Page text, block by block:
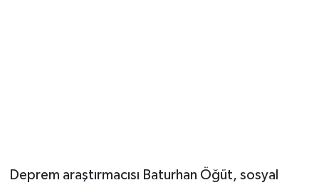
Deprem araştırmacısı Baturhan Öğüt, sosyal